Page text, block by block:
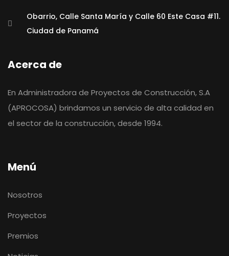
Obarrio, Calle Santa María y Calle 60 Este Casa #11.
Ciudad de Panamá
Acerca de
En Administradora de Proyectos de Construcción, S.A
(APROCOSA) brindamos un servicio de alta calidad en
el sector de la construcción, desde 1994.
Menú
Nosotros
Proyectos
Premios